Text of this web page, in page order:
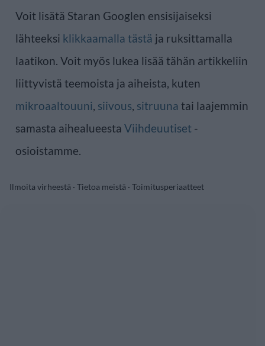
Voit lisätä Staran Googlen ensisijaiseksi
lähteeksi klikkaamalla tästä ja ruksittamalla
laatikon. Voit myös lukea lisää tähän artikkeliin
liittyvistä teemoista ja aiheista, kuten
mikroaaltouuni, siivous, sitruuna tai laajemmin
samasta aihealueesta Viihdeuutiset -
osioistamme.
Ilmoita virheestä · Tietoa meistä · Toimitusperiaatteet